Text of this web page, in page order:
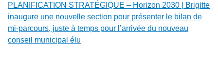
PLANIFICATION STRATÉGIQUE – Horizon 2030 | Brigitte
inaugure une nouvelle section pour présenter le bilan de
mi-parcours, juste à temps pour l’arrivée du nouveau
conseil municipal élu